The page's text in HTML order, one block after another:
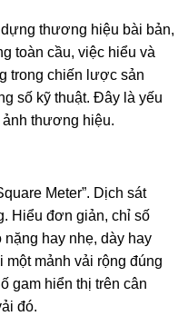
thương hiệu bài bản,
toàn cầu, việc hiểu và
trong chiến lược sản
số kỹ thuật. Đây là yếu
thương hiệu.
Meter”. Dịch sát
Hiểu đơn giản, chỉ số
nặng hay nhẹ, dày hay
mảnh vải rộng đúng
gam hiển thị trên cân
đó.